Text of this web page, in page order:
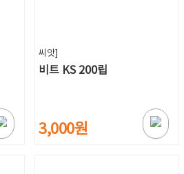
씨앗]
비트 KS 200립
3,000원